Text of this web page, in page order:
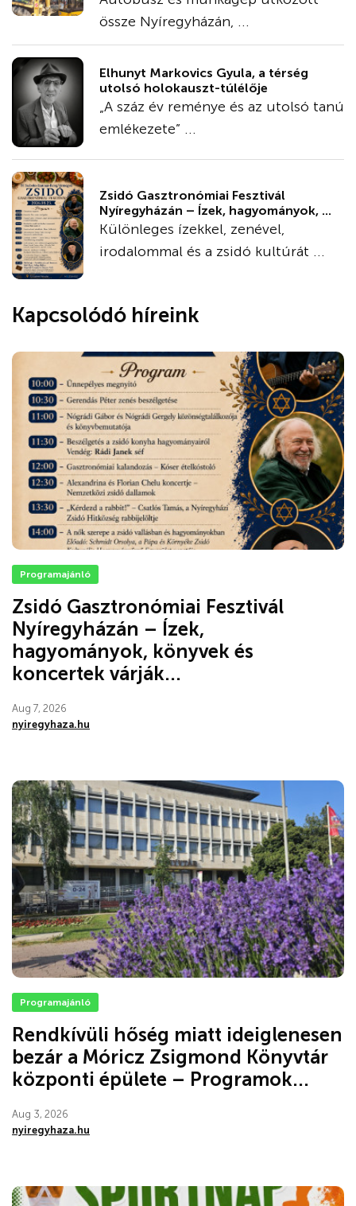
össze Nyíregyházán, ...
Elhunyt Markovics Gyula, a térség
utolsó holokauszt-túlélője
„A száz év reménye és az utolsó tanú
emlékezete” ...
Zsidó Gasztronómiai Fesztivál
Nyíregyházán – Ízek, hagyományok, ...
Különleges ízekkel, zenével,
irodalommal és a zsidó kultúrát ...
Kapcsolódó híreink
Programajánló
Zsidó Gasztronómiai Fesztivál
Nyíregyházán – Ízek,
hagyományok, könyvek és
koncertek várják...
Aug 7, 2026
nyiregyhaza.hu
Programajánló
Rendkívüli hőség miatt ideiglenesen
bezár a Móricz Zsigmond Könyvtár
központi épülete – Programok...
Aug 3, 2026
nyiregyhaza.hu